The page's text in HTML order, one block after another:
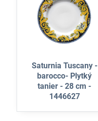
Saturnia Tuscany -
barocco- Plytký
tanier - 28 cm -
1446627